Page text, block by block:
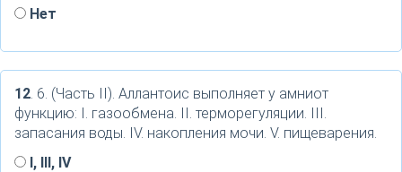
Нет
12. 6. (Часть II). Аллантоис выполняет у амниот
функцию: I. газообмена. II. терморегуляции. III.
запасания воды. IV. накопления мочи. V. пищеварения.
I, III, IV